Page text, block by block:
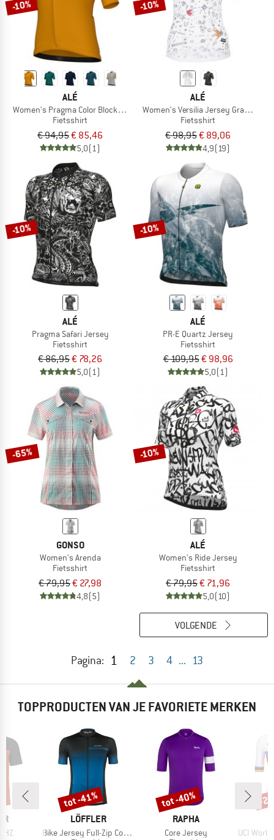
-10%
ALÉ
Women's Pragma Color Block Off Road S/S Jersey
Fietsshirt
€ 94,95€ 85,46
5,0(1)
-10%
ALÉ
Women's Versilia Jersey Graphics
Fietsshirt
€ 98,95€ 89,06
4,9(19)
-10%
ALÉ
Pragma Safari Jersey
Fietsshirt
€ 86,95€ 78,26
5,0(1)
-10%
ALÉ
PR-E Quartz Jersey
Fietsshirt
€ 109,95€ 98,96
5,0(1)
-65%
GONSO
Women's Arenda
Fietsshirt
€ 79,95€ 27,98
4,8(5)
-10%
ALÉ
Women's Ride Jersey
Fietsshirt
€ 79,95€ 71,96
5,0(10)
Pagina: 1 2 3 4 ... 13
VOLGENDE
TOPPRODUCTEN VAN JE FAVORIETE MERKEN
HZ
MERK
LÖFFLER
Artikel
Bike Jersey Full-Zip Coogan Mid
Korting
tot -41%
MERK
RAPHA
Artikel
Core Jersey
Korting
tot -40%
Artikel
UCI World
-